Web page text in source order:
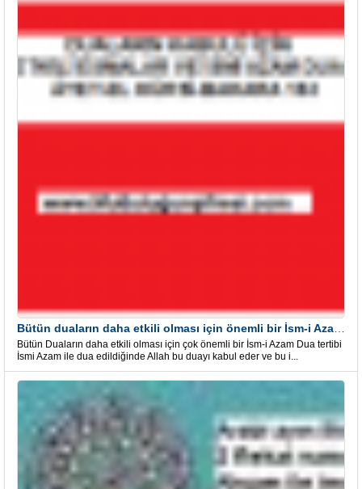
Bütün Duaların daha etkili olması için çok önemli bir İsm-i Azam Dua tertibi
İsmi Azam ile dua edildiğinde Allah bu duayı kabul eder ve bu i...